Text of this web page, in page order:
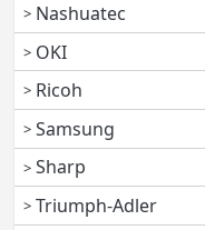
Nashuatec
OKI
Ricoh
Samsung
Sharp
Triumph-Adler